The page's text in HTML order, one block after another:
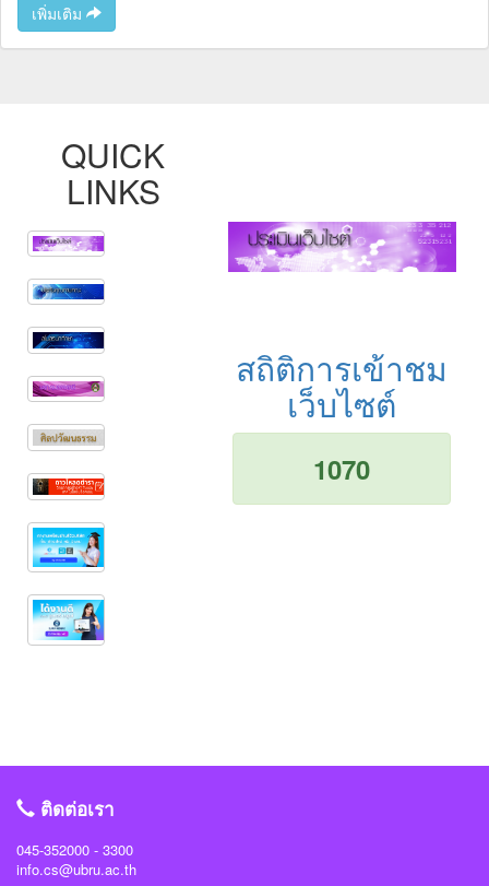
เพิ่มเติม
QUICK
LINKS
สถิติการเข้าชม
เว็บไซต์
1070
ติดต่อเรา
045-352000 - 3300
info.cs@ubru.ac.th